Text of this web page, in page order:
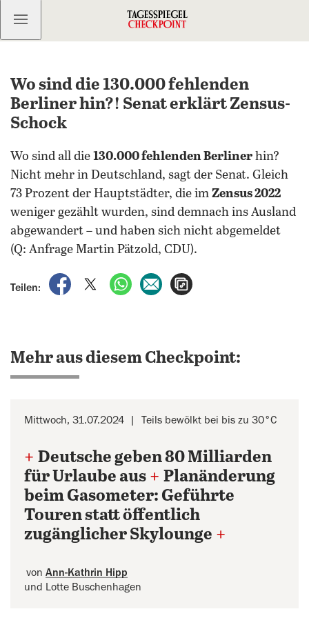
Kostenlos anmelden
Wo sind die 130.000 fehlenden
Berliner hin?! Senat erklärt Zensus-
Schock
Wo sind all die 130.000 fehlenden Berliner hin?
Nicht mehr in Deutschland, sagt der Senat. Gleich
73 Prozent der Hauptstädter, die im Zensus 2022
weniger gezählt wurden, sind demnach ins Ausland
abgewandert – und haben sich nicht abgemeldet
(Q: Anfrage Martin Pätzold, CDU).
Teilen:
auf Facebook teilen
auf X teilenper WhatsApp teilen
per E-Mail teilen
Mehr aus diesem Checkpoint:
Mittwoch, 31.07.2024 Teils bewölkt bei bis zu 30°C
+ Deutsche geben 80 Milliarden
für Urlaube aus + Planänderung
beim Gasometer: Geführte
Touren statt öffentlich
zugänglicher Skylounge +
von Ann-Kathrin Hipp
und Lotte Buschenhagen